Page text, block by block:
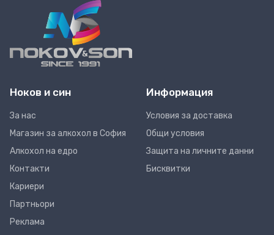
Ноков и син
За нас
Магазин за алкохол в София
Алкохол на едро
Контакти
Кариери
Партньори
Реклама
Информация
Условия за доставка
Общи условия
Защита на личните данни
Бисквитки